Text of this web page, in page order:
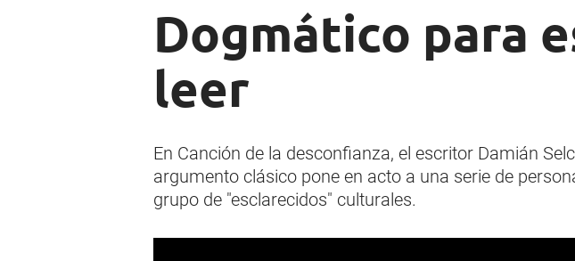
Dogmático para
leer
En Canción de la desconfianza, el escritor Damián
argumento clásico pone en acto a una serie de
grupo de "esclarecidos" culturales.